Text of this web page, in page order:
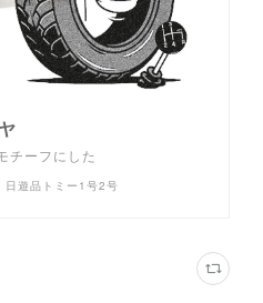
チーフにした
日遊品トミー1号2号